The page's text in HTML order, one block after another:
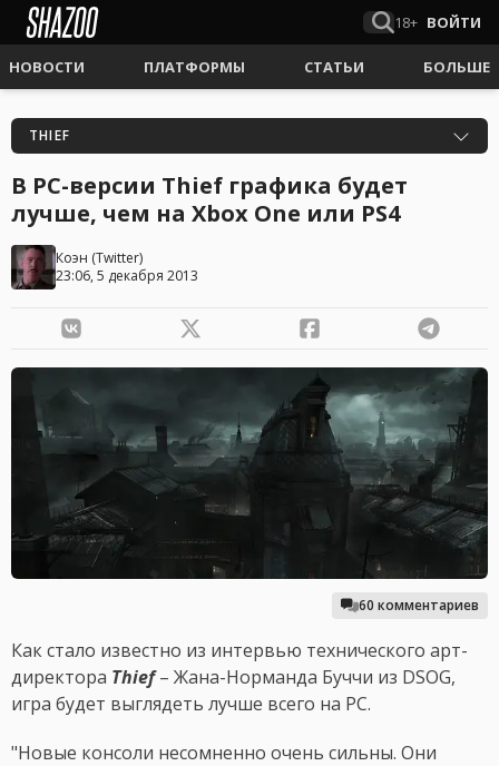
18+ ВОЙТИ
НОВОСТИ ПЛАТФОРМЫ СТАТЬИ БОЛЬШЕ
THIEF
В PC-версии Thief графика будет
лучше, чем на Xbox One или PS4
Коэн (Twitter)
23:06, 5 декабря 2013
60 комментариев
Как стало известно из интервью технического арт-
директора Thief– Жана-Норманда Буччи из DSOG,
игра будет выглядеть лучше всего на PC.
"Новые консоли несомненно очень сильны. Они